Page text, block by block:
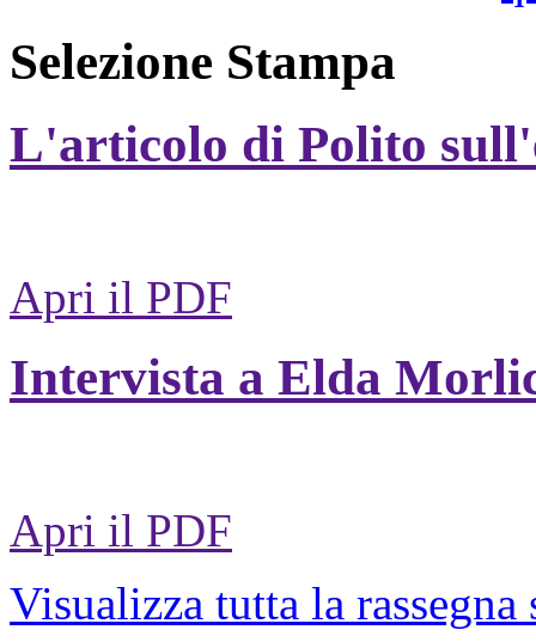
Selezione Stampa
L'articolo di Polito
Apri il PDF
Intervista a Elda
Apri il PDF
Visualizza tutta la rassegna